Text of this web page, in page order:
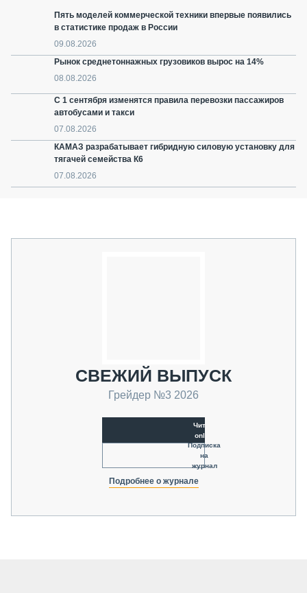
Пять моделей коммерческой техники впервые появились
в статистике продаж в России
09.08.2026
Рынок среднетоннажных грузовиков вырос на 14%
08.08.2026
С 1 сентября изменятся правила перевозки пассажиров
автобусами и такси
07.08.2026
КАМАЗ разрабатывает гибридную силовую установку для
тягачей семейства К6
07.08.2026
СВЕЖИЙ ВЫПУСК
Грейдер №3 2026
Читать
online
Подписка
на
журнал
Подробнее о журнале